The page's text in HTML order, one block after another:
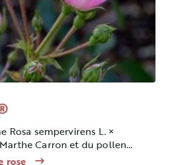
Rosa sempervirens L. ×
Carron et du pollen
est Floribunda.
rose